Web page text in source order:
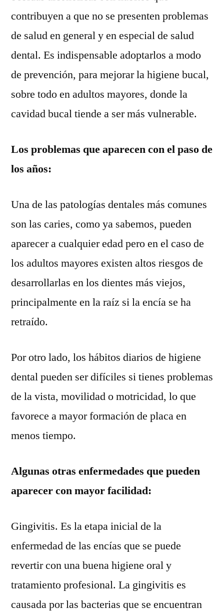
contribuyen a que no se presenten problemas
de salud en general y en especial de salud
dental. Es indispensable adoptarlos a modo
de prevención, para mejorar la higiene bucal,
sobre todo en adultos mayores, donde la
cavidad bucal tiende a ser más vulnerable.
Los problemas que aparecen con el paso de
los años:
Una de las patologías dentales más comunes
son las caries, como ya sabemos, pueden
aparecer a cualquier edad pero en el caso de
los adultos mayores existen altos riesgos de
desarrollarlas en los dientes más viejos,
principalmente en la raíz si la encía se ha
retraído.
Por otro lado, los hábitos diarios de higiene
dental pueden ser difíciles si tienes problemas
de la vista, movilidad o motricidad, lo que
favorece a mayor formación de placa en
menos tiempo.
Algunas otras enfermedades que pueden
aparecer con mayor facilidad:
Gingivitis. Es la etapa inicial de la
enfermedad de las encías que se puede
revertir con una buena higiene oral y
tratamiento profesional. La gingivitis es
causada por las bacterias que se encuentran